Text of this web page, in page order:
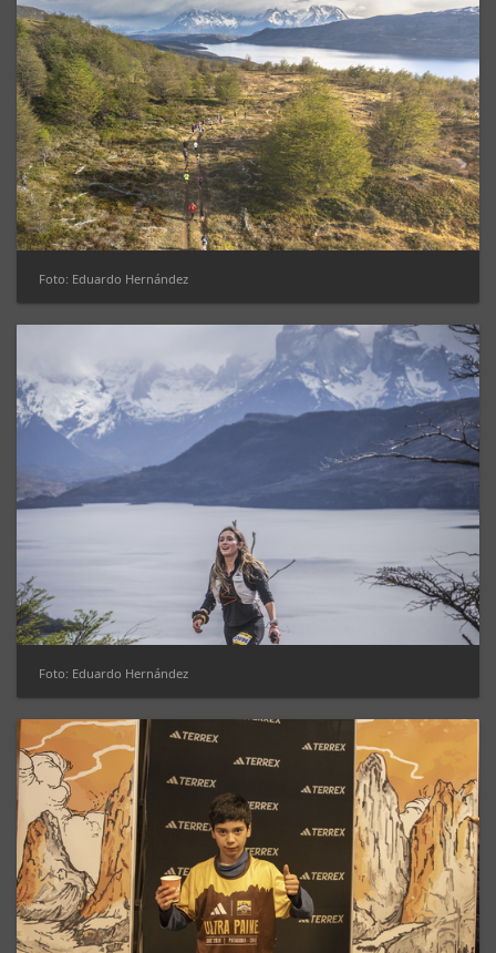
Foto: Eduardo Hernández
Foto: Eduardo Hernández